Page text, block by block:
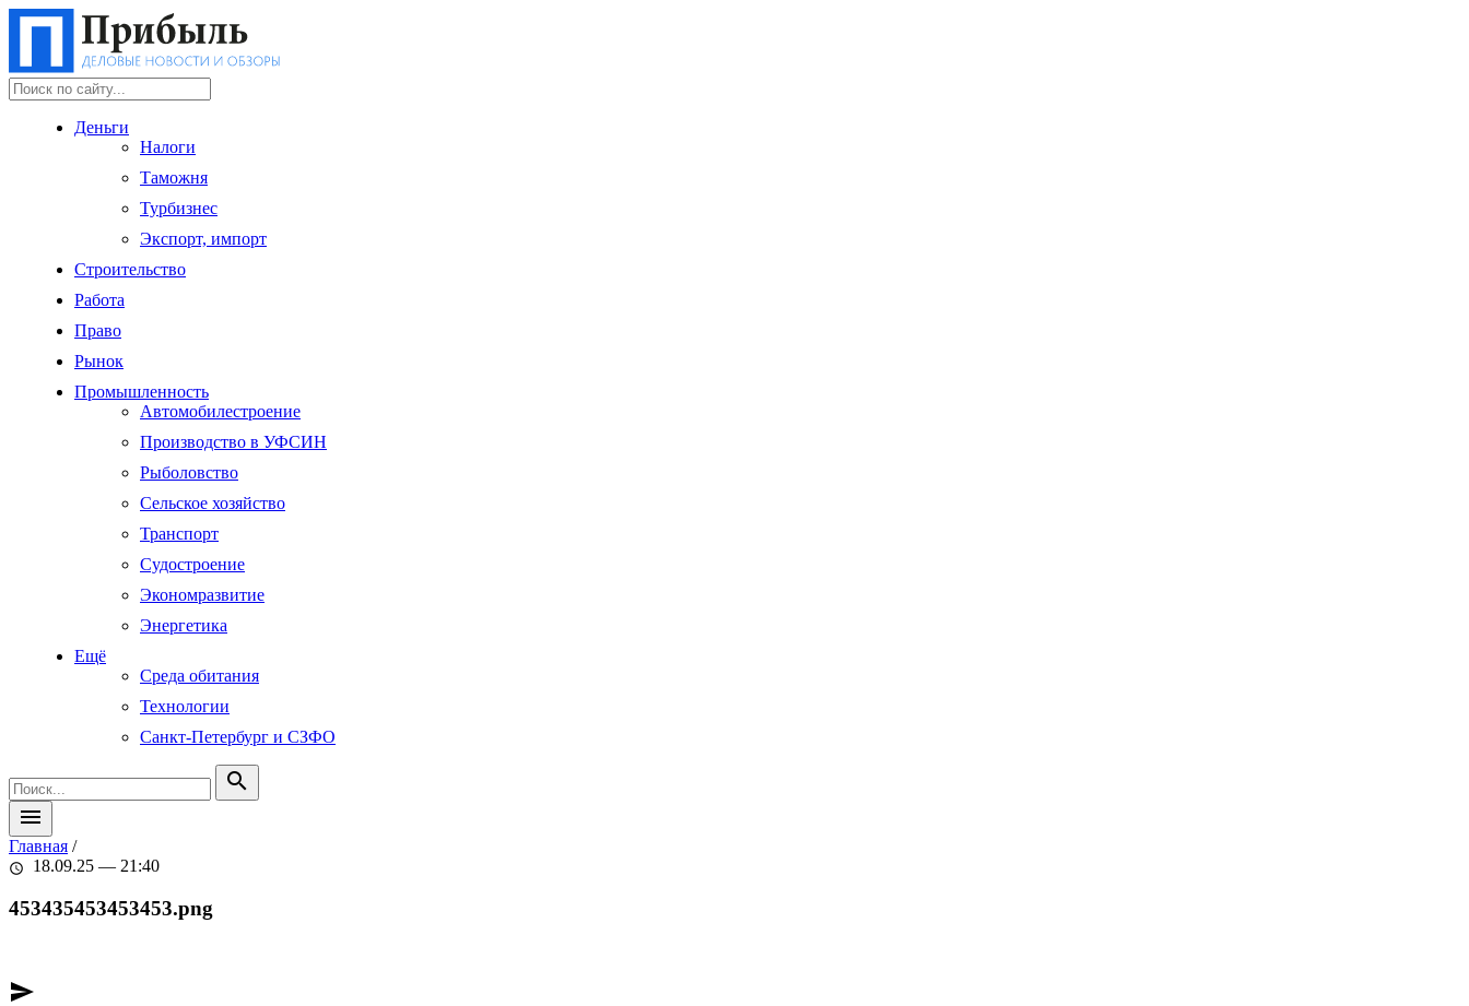
Деньги
Налоги
Таможня
Турбизнес
Экспорт, импорт
Строительство
Работа
Право
Рынок
Промышленность
Автомобилестроение
Производство в УФСИН
Рыболовство
Сельское хозяйство
Транспорт
Судостроение
Экономразвитие
Энергетика
Ещё
Среда обитания
Технологии
Санкт-Петербург и СЗФО
search
menu
Главная /
schedule 18.09.25 — 21:40
453435453453453.png
send